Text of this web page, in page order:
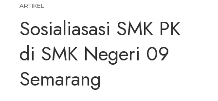
ARTIKEL
Sosialiasasi SMK PK
di SMK Negeri 09
Semarang